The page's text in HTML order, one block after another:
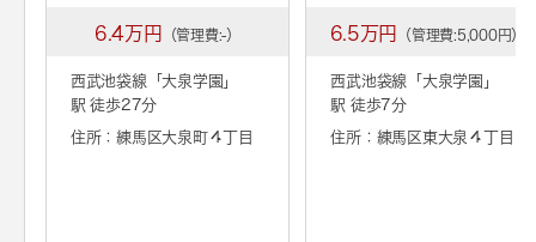
6.4万円 （管理費:-）
西武池袋線「大泉学園 」
駅 徒歩27分
住所：練馬区大泉町４丁目
6.5万円 （管理費:5,000円）
西武池袋線「 大泉学園 」
駅 徒歩7分
住所：練馬区東大泉４丁目